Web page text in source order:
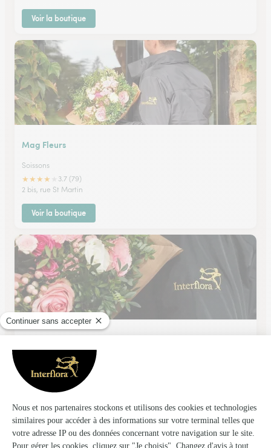
Voir la boutique
Mag Fleurs
Soissons
★★★★
3.7 (79)
2 bis, rue St Martin
Voir la boutique
Brouillard Olivier
★★★★4.6 (91)
3, place du Cloitre
Voir la boutique